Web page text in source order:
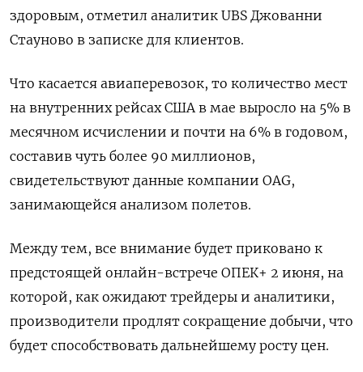
здоровым, отметил аналитик UBS Джованни
Стауново в записке для клиентов.
Что касается авиаперевозок, то количество мест
на внутренних рейсах США в мае выросло на 5% в
месячном исчислении и почти на 6% в годовом,
составив чуть более 90 миллионов,
свидетельствуют данные компании OAG,
занимающейся анализом полетов.
Между тем, все внимание будет приковано к
предстоящей онлайн-встрече ОПЕК+ 2 июня, на
которой, как ожидают трейдеры и аналитики,
производители продлят сокращение добычи, что
будет способствовать дальнейшему росту цен.